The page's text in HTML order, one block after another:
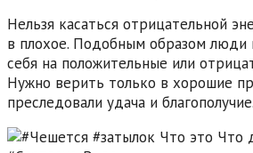
Нельзя касаться отрицательной
в плохое. Подобным образом
себя на положительные или
Нужно верить только в хорошие
преследовали удача и благополучие.